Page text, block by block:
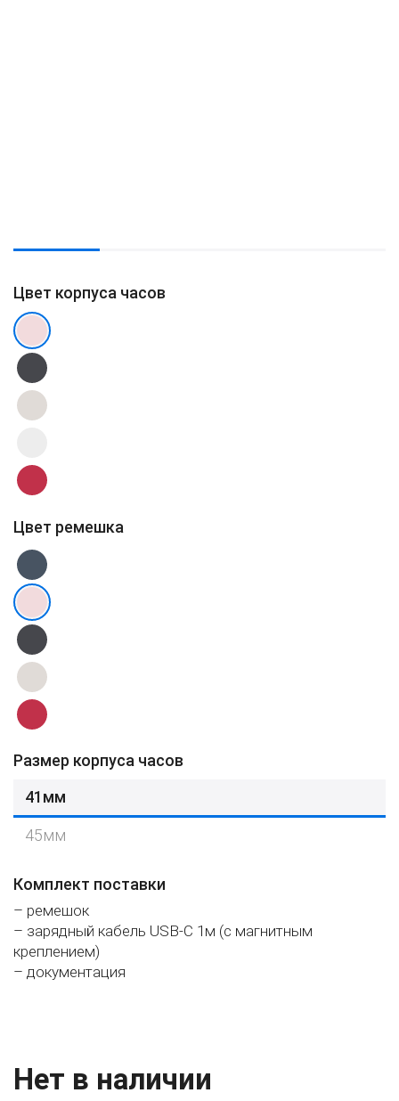
Цвет корпуса часов
Цвет ремешка
Размер корпуса часов
41мм
45мм
Комплект поставки
– ремешок
– зарядный кабель USB-C 1м (с магнитным
креплением)
– документация
Нет в наличии